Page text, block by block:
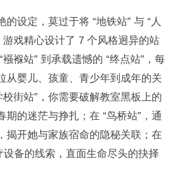
的设定，莫过于将 “地铁站” 与 “人
游戏精心设计了 7 个风格迥异的站
褓站” 到承载遗憾的 “终点站”，每
从婴儿、孩童、青少年到成年的关
街站”，你需要破解教室黑板上的
期的迷茫与挣扎；在 “鸟桥站”，通
揭开她与家族宿命的隐秘关联；在
设备的线索，直面生命尽头的抉择